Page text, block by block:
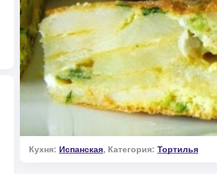
Кухня: Испанская, Категория: Тортилья